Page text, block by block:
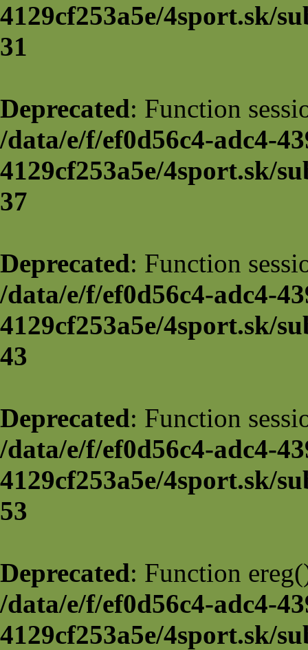
4129cf253a5e/4sport.sk/
31
Deprecated: Function
/data/e/f/ef0d56c4-adc4-
4129cf253a5e/4sport.sk/
37
Deprecated: Function
/data/e/f/ef0d56c4-adc4-
4129cf253a5e/4sport.sk/
43
Deprecated: Function
/data/e/f/ef0d56c4-adc4-
4129cf253a5e/4sport.sk/
53
Deprecated: Function
/data/e/f/ef0d56c4-adc4-
4129cf253a5e/4sport.sk/